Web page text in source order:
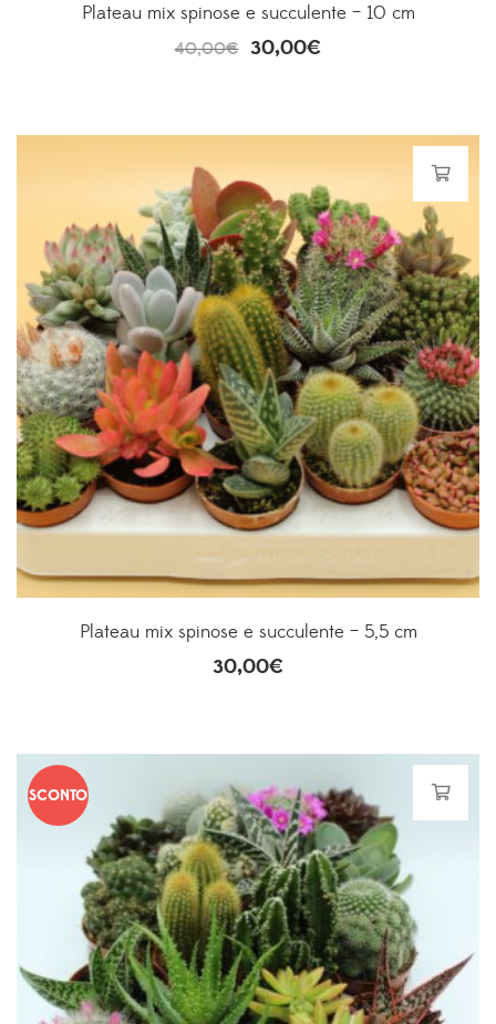
Plateau mix spinose e succulente – 10 cm
40,00€ 30,00€
Plateau mix spinose e succulente – 5,5 cm
30,00€
SCONTO